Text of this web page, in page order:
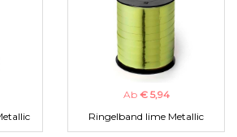
Ab € 5,94
Ringelband lime Metallic